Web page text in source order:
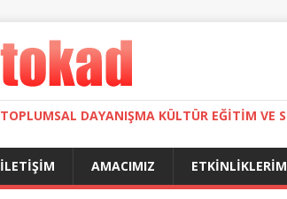
TOPLUMSAL DAYANIŞMA KÜLTÜR EĞITIM VE
İLETIŞIM AMACIMIZ